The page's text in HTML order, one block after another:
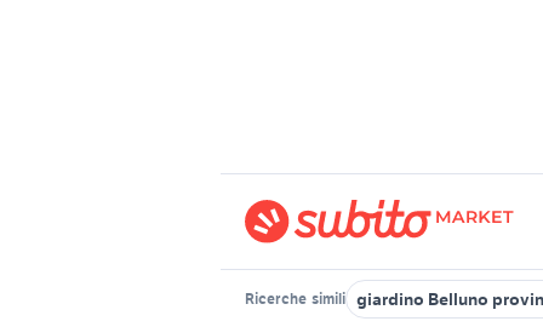
Ricerche simili giardino Belluno